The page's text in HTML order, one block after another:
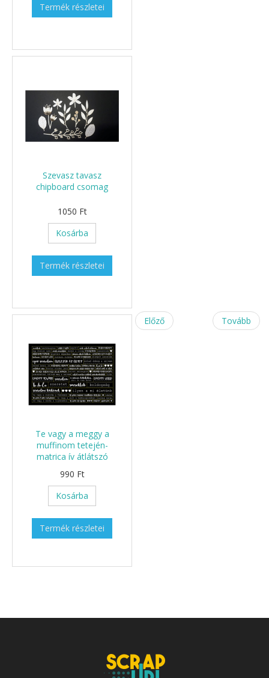
Termék részletei
Szevasz tavasz
chipboard csomag
1050 Ft
Kosárba
Termék részletei
Te vagy a meggy a
muffinom tetején-
matrica ív átlátszó
990 Ft
Kosárba
Termék részletei
Előző Tovább